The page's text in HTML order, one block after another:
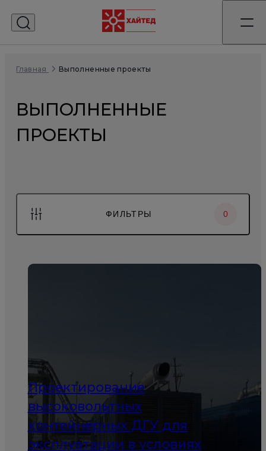
Главная Выполненные проекты
ВЫПОЛНЕННЫЕ
ПРОЕКТЫ
ФИЛЬТРЫ 0
Проектирование
высоковольтных
контейнерных ДГУ для
эксплуатации в условиях